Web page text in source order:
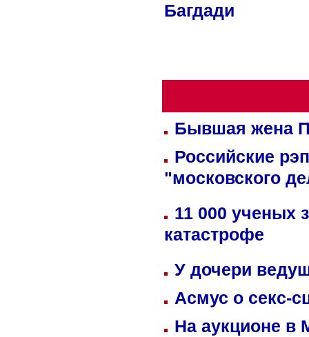
Багдади
Бывшая жена
Российские
"московского
11 000 ученых
катастрофе
У дочери
Асмус о секс-
На аукционе в